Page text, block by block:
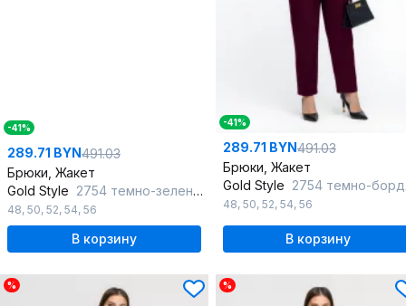
-41%
289.71 BYN491.03
Брюки, Жакет
Gold Style 2754 темно-зеленый
48, 50, 52, 54, 56
В корзину
-41%
289.71 BYN491.03
Брюки, Жакет
Gold Style 2754 темно-бордовый
48, 50, 52, 54, 56
В корзину
% %